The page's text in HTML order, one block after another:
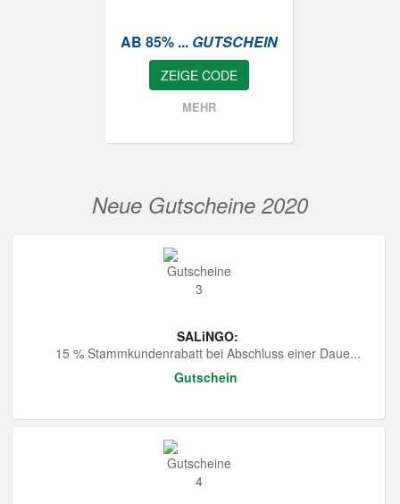
AB 85% ... GUTSCHEIN
ZEIGE CODE
MEHR
Neue Gutscheine 2020
SALiNGO:
15 % Stammkundenrabatt bei Abschluss einer Daue...
Gutschein